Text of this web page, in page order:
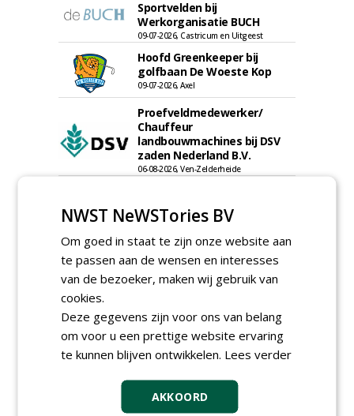
Sportvelden bij
Werkorganisatie BUCH
09-07-2026, Castricum en Uitgeest
Hoofd Greenkeeper bij
golfbaan De Woeste Kop
09-07-2026, Axel
Proefveldmedewerker/
Chauffeur
landbouwmachines bij DSV
zaden Nederland B.V.
06-08-2026, Ven-Zelderheide
06-08-2026, Ven-Zelderheide
Allround
magazijnmedewerker
(fulltime) bij DSV zaden
Nederland B.V.
Groeiplaats specialist bij
Boomtotaalzorg32-40 uur
30-07-2026, Schalkwijk
Boominspecteur bij
Boomtotaalzorg24-40 uur
NWST NeWSTories BV
Om goed in staat te zijn onze website aan
te passen aan de wensen en interesses
van de bezoeker, maken wij gebruik van
cookies.
Deze gegevens zijn voor ons van belang
om voor u een prettige website ervaring
te kunnen blijven ontwikkelen. Lees verder
AKKOORD